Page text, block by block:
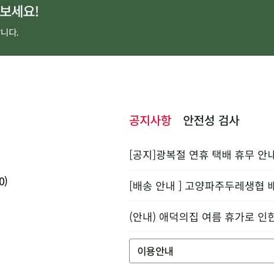
세요!
다.
공지사항 안전성 검사
[공지]광복절 연휴 택배 휴무 안
[배송 안내 ] 고양파주두레생협
(안내) 애덕의집 여름 휴가로 인
이용안내